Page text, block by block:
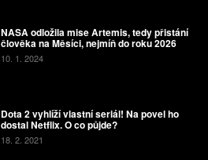
NASA odložila mise Artemis, tedy přistání
člověka na Měsíci, nejmíň do roku 2026
10. 1. 2024
Dota 2 vyhlíží vlastní seriál! Na povel ho
dostal Netflix. O co půjde?
18. 2. 2021